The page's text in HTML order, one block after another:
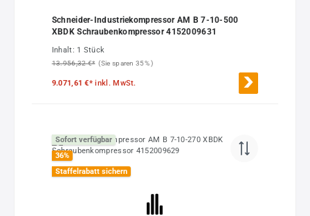
Schneider-Industriekompressor AM B 7-10-500
XBDK Schraubenkompressor 4152009631
Inhalt: 1 Stück
13.956,32 €* (Sie sparen 35% )
9.071,61 €*inkl. MwSt.
Sofort verfügbar
36%
Staffelrabatt sichern